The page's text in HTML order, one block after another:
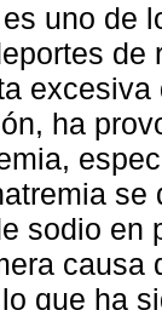
uno de
de
ha
sodio en
causa
que ha